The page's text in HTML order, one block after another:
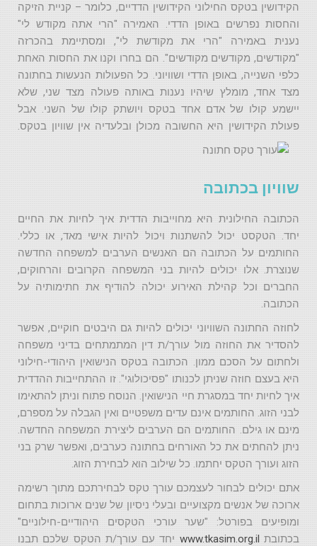
הקידושין בטקס החילוני הקידושין הדדיים, כלומר – קניית הזיקה
והחסות נפרשים באופן הדדי. האמירה "הרי אתה מקודש לי"
נענית באמירה "הרי את מקודשת לי", ומסתיימת בהכרזה
"מקודשים, מקודשים מקודשים". הם בחרו וקנו את החסות האחת
כלפי השנייה, באופן הדדי ושוויוני. כל הפעולות הנעשות בחתונה
מצד אחד, מומלץ שיהיו נענות באותה פעולה מצד שני, שלא
יישמע קולו של אדם אחד בטקס ויושתק קולו של השני. אבל
פעולת הקידושין היא החשובה מכולן ובלעדיה אין שוויון בטקס.
שוויון בכתובה
הכתובה החילונית היא מחוייבות הדדית איך לחיות את החיים
יחד. הטקסט יכול להשתנות ויכול להיות אישי מאד, או כללי.
החותמים על הכתובה הם האנשים הערבים למשפחה החדשה
שנוצרת. אלו יכולים להיות בני המשפחה הקרובים והרחוקים,
החברים וכל קהילת האירוע יכולה להודיף את חתימותיה על
הכתובה.
לחוזה החתונה השוויוני יכולים להיות גם היבטים חוקיים, אפשר
להסדיר את החוזה מול עורך/ת דין המתמתחים בדיני משפחה
ולחתום על הסכם ממון. הכתובה בטקס הנישואין היהודי-חילוני
היא בעצם חוזה שניתן לכנותו "פסיכולוגי". זו ההתחייבות ההדדית
איך לחיות יחד במסגרת חיי הנישואין. הנוסח פתוח וניתן להתאימו
לבני הזוג. החותמים אינם עדים משפטיים ואין הגבלה על מספרם,
מינם או גילם. החותמים הם הערבים ליצירת המשפחה החדשה.
ניתן להחתים את כל האורחים בחתונה כערבים, ואפשר שרק בני
הזוג ועורך הטקס יחתמו. כל שילוב הוא לבחירת הזוג.
אתם יכולים לבחור לעצמכם עורך טקס לבחירתכם מתוך רשימה
ארוכה של אנשים מקצועיים ובעלי ניסיון של שנים ארוכות בתחום
ומופיעים בפורטל: "שער עורכי הטקסים היהודיים-חילוניים"
בכתובתwww.tkasim.org.il יחד עם עורך/ת הטקס שלכם תבנו